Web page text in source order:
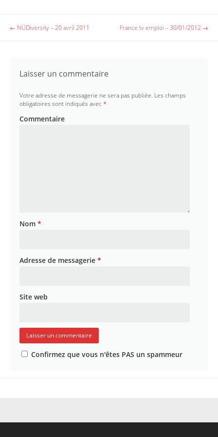
b
o
Post navigation
← NÜDiversity – 20 avril 2011 France tv emploi – 30/01/2012 →
Laisser un commentaire
Votre adresse de messagerie ne sera pas publiée. Les champs
obligatoires sont indiqués avec*
Commentaire
Nom *
Adresse de messagerie *
Site web
Confirmez que vous n'êtes PAS un spammeur